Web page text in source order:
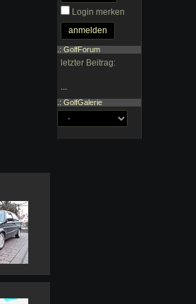
Login merken
.: GolfForum
letzter Beitrag:
.: GolfGalerie